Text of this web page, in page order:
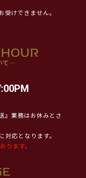
けできません。
』業務はお休みとさ
対応となります。
ります。